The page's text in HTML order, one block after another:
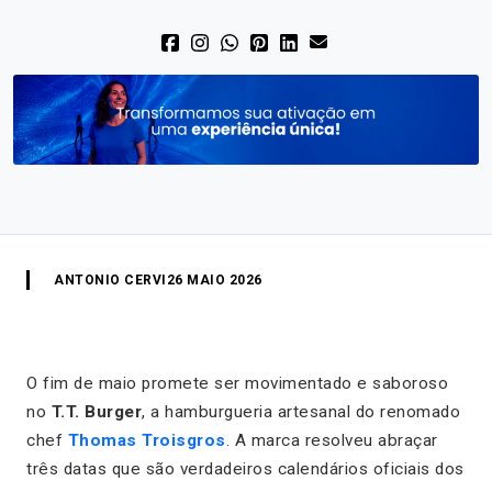
ANTONIO CERVI 26 MAIO 2026
O fim de maio promete ser movimentado e saboroso
no T.T. Burger, a hamburgueria artesanal do renomado
chef Thomas Troisgros. A marca resolveu abraçar
três datas que são verdadeiros calendários oficiais dos